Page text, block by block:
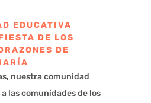
EDUCATIVA
DE LOS
DE
nuestra comunidad
las comunidades de los